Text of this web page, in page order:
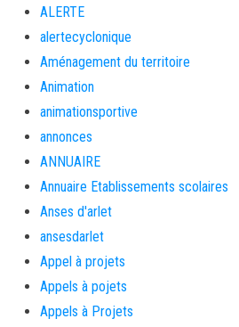
ALERTE
alertecyclonique
Aménagement du territoire
Animation
animationsportive
annonces
ANNUAIRE
Annuaire Etablissements scolaires
Anses d'arlet
ansesdarlet
Appel à projets
Appels à pojets
Appels à Projets